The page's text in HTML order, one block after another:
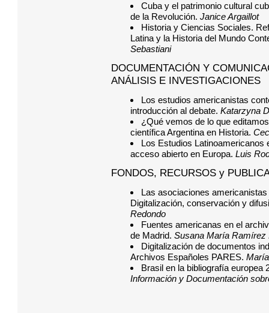
Cuba y el patrimonio cultural
de la Revolución.Janice Argaillot
Historia y Ciencias Sociales.
Latina y la Historia del Mundo
Sebastiani
DOCUMENTACIÓN Y
ANÁLISIS E INVESTIGACIONES
Los estudios americanistas
introducción al debate.Katarzyna
¿Qué vemos de lo que
científica Argentina en Historia.
Los Estudios Latinoamericanos
acceso abierto en Europa.Luis
FONDOS, RECURSOS y
Las asociaciones
Digitalización, conservación y
Redondo
Fuentes americanas en el
de Madrid.Susana María Ramírez
Digitalización de documentos
Archivos Españoles PARES.
Brasil en la bibliografía europea
Información y Documentación